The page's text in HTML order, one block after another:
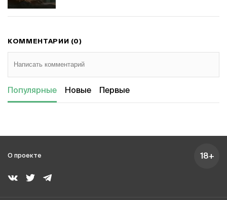
КОММЕНТАРИИ (0)
Популярные Новые Первые
О проекте 18+